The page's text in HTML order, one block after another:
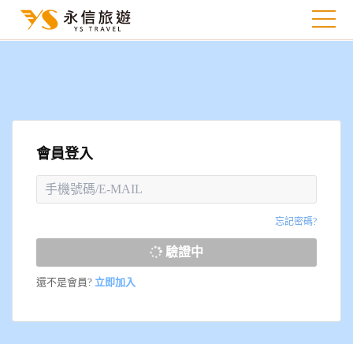
會員登入
忘記密碼?
驗證中
還不是會員? 立即加入